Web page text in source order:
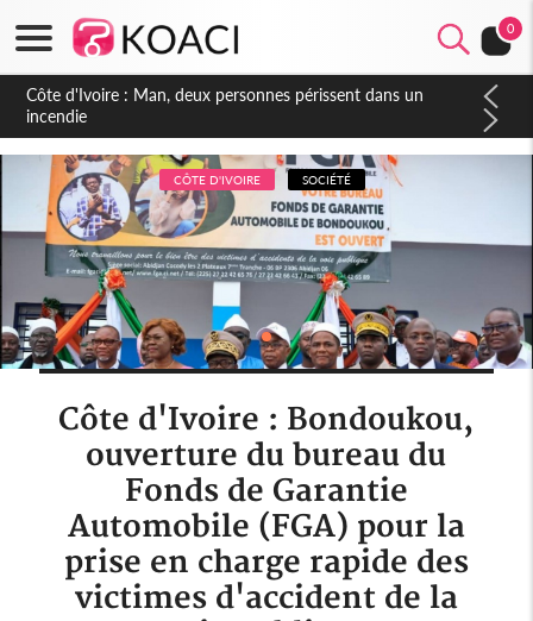
0
Côte d'Ivoire : Séileu, la célébration de la fête nationale
transformée en vaste campagne contre les produits
dépigmentants dangereux
CÔTE D'IVOIRE SOCIÉTÉ
Côte d'Ivoire : Bondoukou,
ouverture du bureau du
Fonds de Garantie
Automobile (FGA) pour la
prise en charge rapide des
victimes d'accident de la